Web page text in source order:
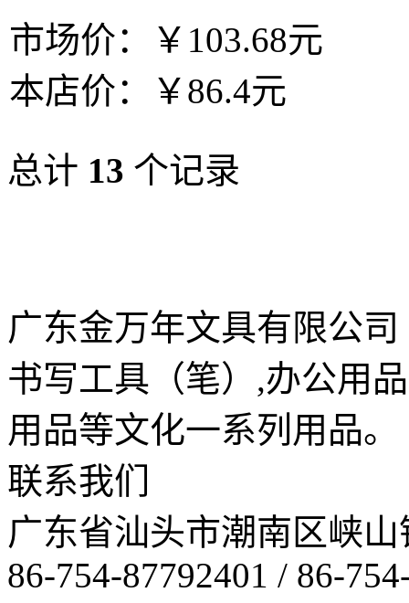
市场价：
￥103.68元
本店价：
￥86.4元
总计 13 个记录
广东金万年文具有限公司
书写工具（笔）,办公用
用品等文化一系列用品。
联系我们
广东省汕头市潮南区峡
86-754-87792401 / 86-